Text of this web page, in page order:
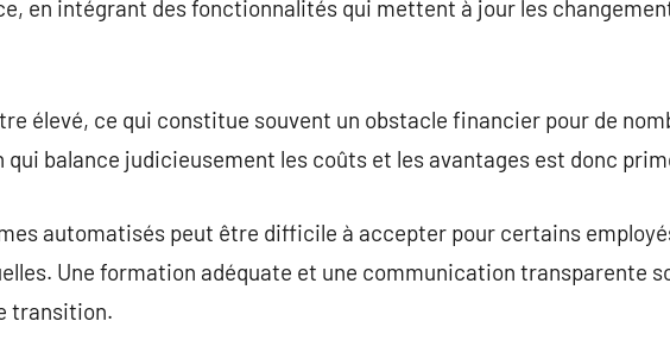
en intégrant des fonctionnalités qui mettent à jour les
élevé, ce qui constitue souvent un obstacle financier pour de
qui balance judicieusement les coûts et les avantages est donc
automatisés peut être difficile à accepter pour certains
Une formation adéquate et une communication transparente
transition.